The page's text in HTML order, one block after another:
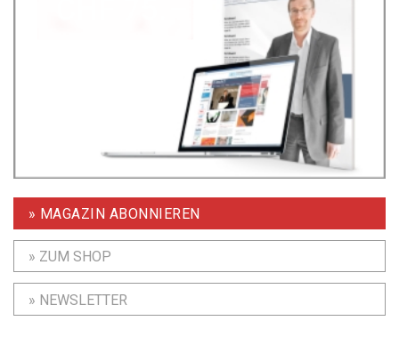
» MAGAZIN ABONNIEREN
» ZUM SHOP
» NEWSLETTER